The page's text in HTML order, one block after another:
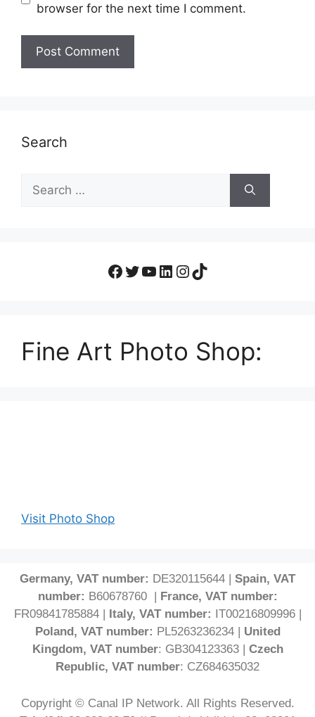
browser for the next time I comment.
Search
Fine Art Photo Shop:
Visit Photo Shop
Germany, VAT number: DE320115644 | Spain, VAT
number: B60678760 | France, VAT number:
FR09841785884 | Italy, VAT number: IT00216809996 |
Poland, VAT number: PL5263236234 | United
Kingdom, VAT number: GB304123363 | Czech
Republic, VAT number: CZ684635032
Copyright © Canal IP Network. All Rights Reserved.